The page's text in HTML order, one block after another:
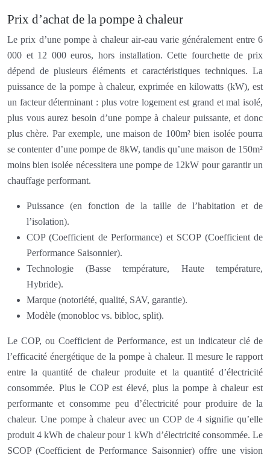
Prix d’achat de la pompe à chaleur
Le prix d’une pompe à chaleur air-eau varie généralement entre 6
000 et 12 000 euros, hors installation. Cette fourchette de prix
dépend de plusieurs éléments et caractéristiques techniques. La
puissance de la pompe à chaleur, exprimée en kilowatts (kW), est
un facteur déterminant : plus votre logement est grand et mal isolé,
plus vous aurez besoin d’une pompe à chaleur puissante, et donc
plus chère. Par exemple, une maison de 100m² bien isolée pourra
se contenter d’une pompe de 8kW, tandis qu’une maison de 150m²
moins bien isolée nécessitera une pompe de 12kW pour garantir un
chauffage performant.
Puissance (en fonction de la taille de l’habitation et de
l’isolation).
COP (Coefficient de Performance) et SCOP (Coefficient de
Performance Saisonnier).
Technologie (Basse température, Haute température,
Hybride).
Marque (notoriété, qualité, SAV, garantie).
Modèle (monobloc vs. bibloc, split).
Le COP, ou Coefficient de Performance, est un indicateur clé de
l’efficacité énergétique de la pompe à chaleur. Il mesure le rapport
entre la quantité de chaleur produite et la quantité d’électricité
consommée. Plus le COP est élevé, plus la pompe à chaleur est
performante et consomme peu d’électricité pour produire de la
chaleur. Une pompe à chaleur avec un COP de 4 signifie qu’elle
produit 4 kWh de chaleur pour 1 kWh d’électricité consommée. Le
SCOP (Coefficient de Performance Saisonnier) offre une vision